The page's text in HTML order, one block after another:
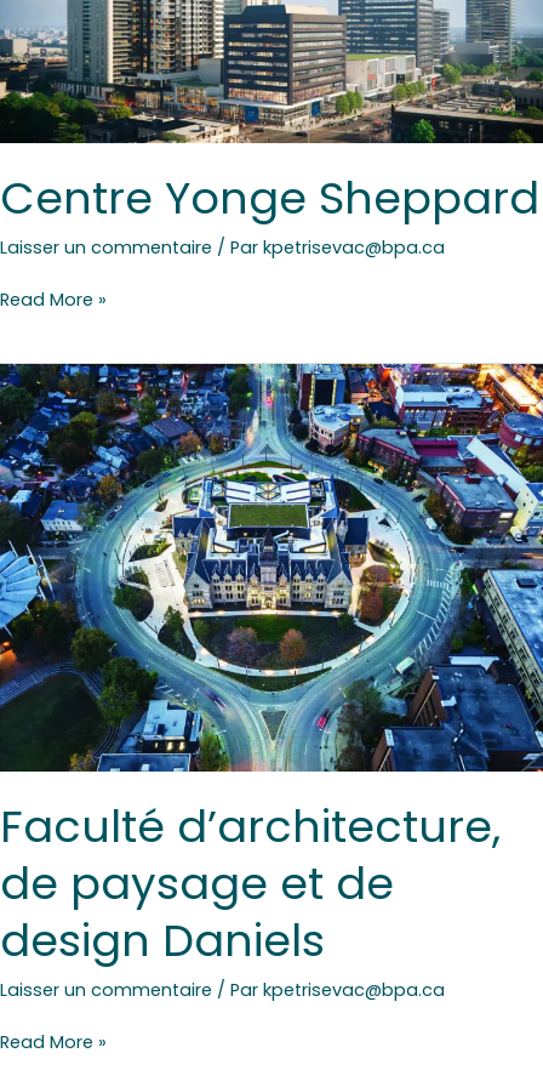
Centre Yonge Sheppard
Laisser un commentaire / Par kpetrisevac@bpa.ca
Read More »
Faculté d’architecture,
de paysage et de
design Daniels
Laisser un commentaire / Par kpetrisevac@bpa.ca
Faculté
d’architecture,
de
paysage
et
de
design
Daniels
Read More »